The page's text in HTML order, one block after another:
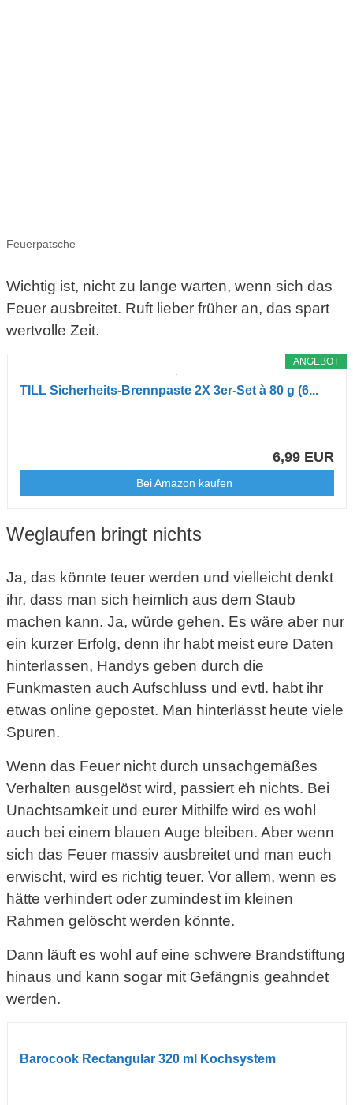
Feuerpatsche
Wichtig ist, nicht zu lange warten, wenn sich das
Feuer ausbreitet. Ruft lieber früher an, das spart
wertvolle Zeit.
ANGEBOT
TILL Sicherheits-Brennpaste 2X 3er-Set à 80 g (6...
6,99 EUR
Bei Amazon kaufen
Weglaufen bringt nichts
Ja, das könnte teuer werden und vielleicht denkt
ihr, dass man sich heimlich aus dem Staub
machen kann. Ja, würde gehen. Es wäre aber nur
ein kurzer Erfolg, denn ihr habt meist eure Daten
hinterlassen, Handys geben durch die
Funkmasten auch Aufschluss und evtl. habt ihr
etwas online gepostet. Man hinterlässt heute viele
Spuren.
Wenn das Feuer nicht durch unsachgemäßes
Verhalten ausgelöst wird, passiert eh nichts. Bei
Unachtsamkeit und eurer Mithilfe wird es wohl
auch bei einem blauen Auge bleiben. Aber wenn
sich das Feuer massiv ausbreitet und man euch
erwischt, wird es richtig teuer. Vor allem, wenn es
hätte verhindert oder zumindest im kleinen
Rahmen gelöscht werden könnte.
Dann läuft es wohl auf eine schwere Brandstiftung
hinaus und kann sogar mit Gefängnis geahndet
werden.
Barocook Rectangular 320 ml Kochsystem